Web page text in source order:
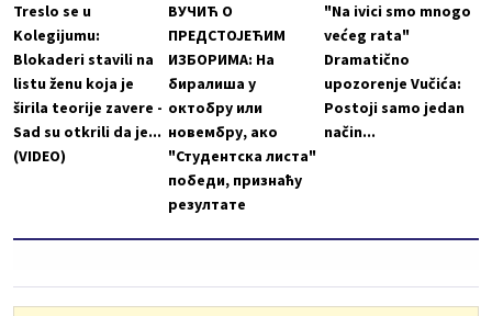
Treslo se u
Kolegijumu:
Blokaderi stavili na
listu ženu koja je
širila teorije zavere -
Sad su otkrili da je...
(VIDEO)
ВУЧИЋ О
ПРЕДСТОЈЕЋИМ
ИЗБОРИМА: На
биралиша у
октобру или
новембру, ако
"Студентска листа"
победи, признаћу
резултате
"Na ivici smo mnogo
većeg rata"
Dramatično
upozorenje Vučića:
Postoji samo jedan
način...